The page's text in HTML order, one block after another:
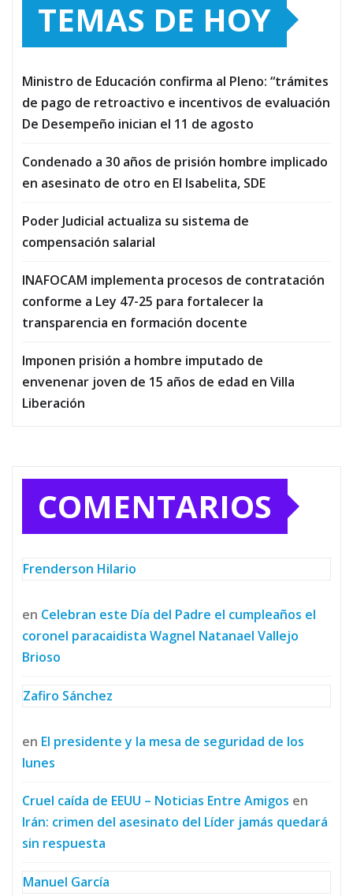
TEMAS DE HOY
Ministro de Educación confirma al Pleno: “trámites
de pago de retroactivo e incentivos de evaluación
De Desempeño inician el 11 de agosto
Condenado a 30 años de prisión hombre implicado
en asesinato de otro en El Isabelita, SDE
Poder Judicial actualiza su sistema de
compensación salarial
INAFOCAM implementa procesos de contratación
conforme a Ley 47-25 para fortalecer la
transparencia en formación docente
Imponen prisión a hombre imputado de
envenenar joven de 15 años de edad en Villa
Liberación
COMENTARIOS
Frenderson Hilario
en Celebran este Día del Padre el cumpleaños el
coronel paracaidista Wagnel Natanael Vallejo
Brioso
Zafiro Sánchez
en El presidente y la mesa de seguridad de los
lunes
Cruel caída de EEUU – Noticias Entre Amigos en
Irán: crimen del asesinato del Líder jamás quedará
sin respuesta
Manuel García